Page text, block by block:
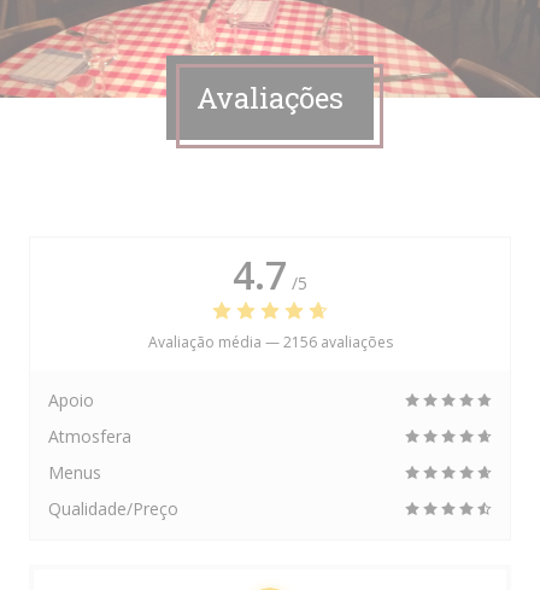
Avaliações
4.7 /5
Avaliação média —2156 avaliações
Apoio
Atmosfera
Menus
Qualidade/Preço